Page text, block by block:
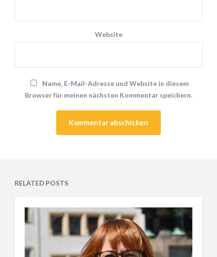
Website
Name, E-Mail-Adresse und Website in diesem
Browser für meinen nächsten Kommentar speichern.
RELATED POSTS